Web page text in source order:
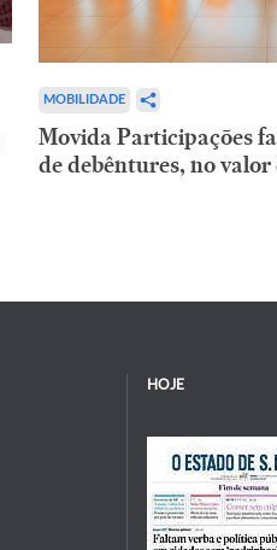
MOBILIDADE
Movida Participações
de debêntures, no valor
HOJE